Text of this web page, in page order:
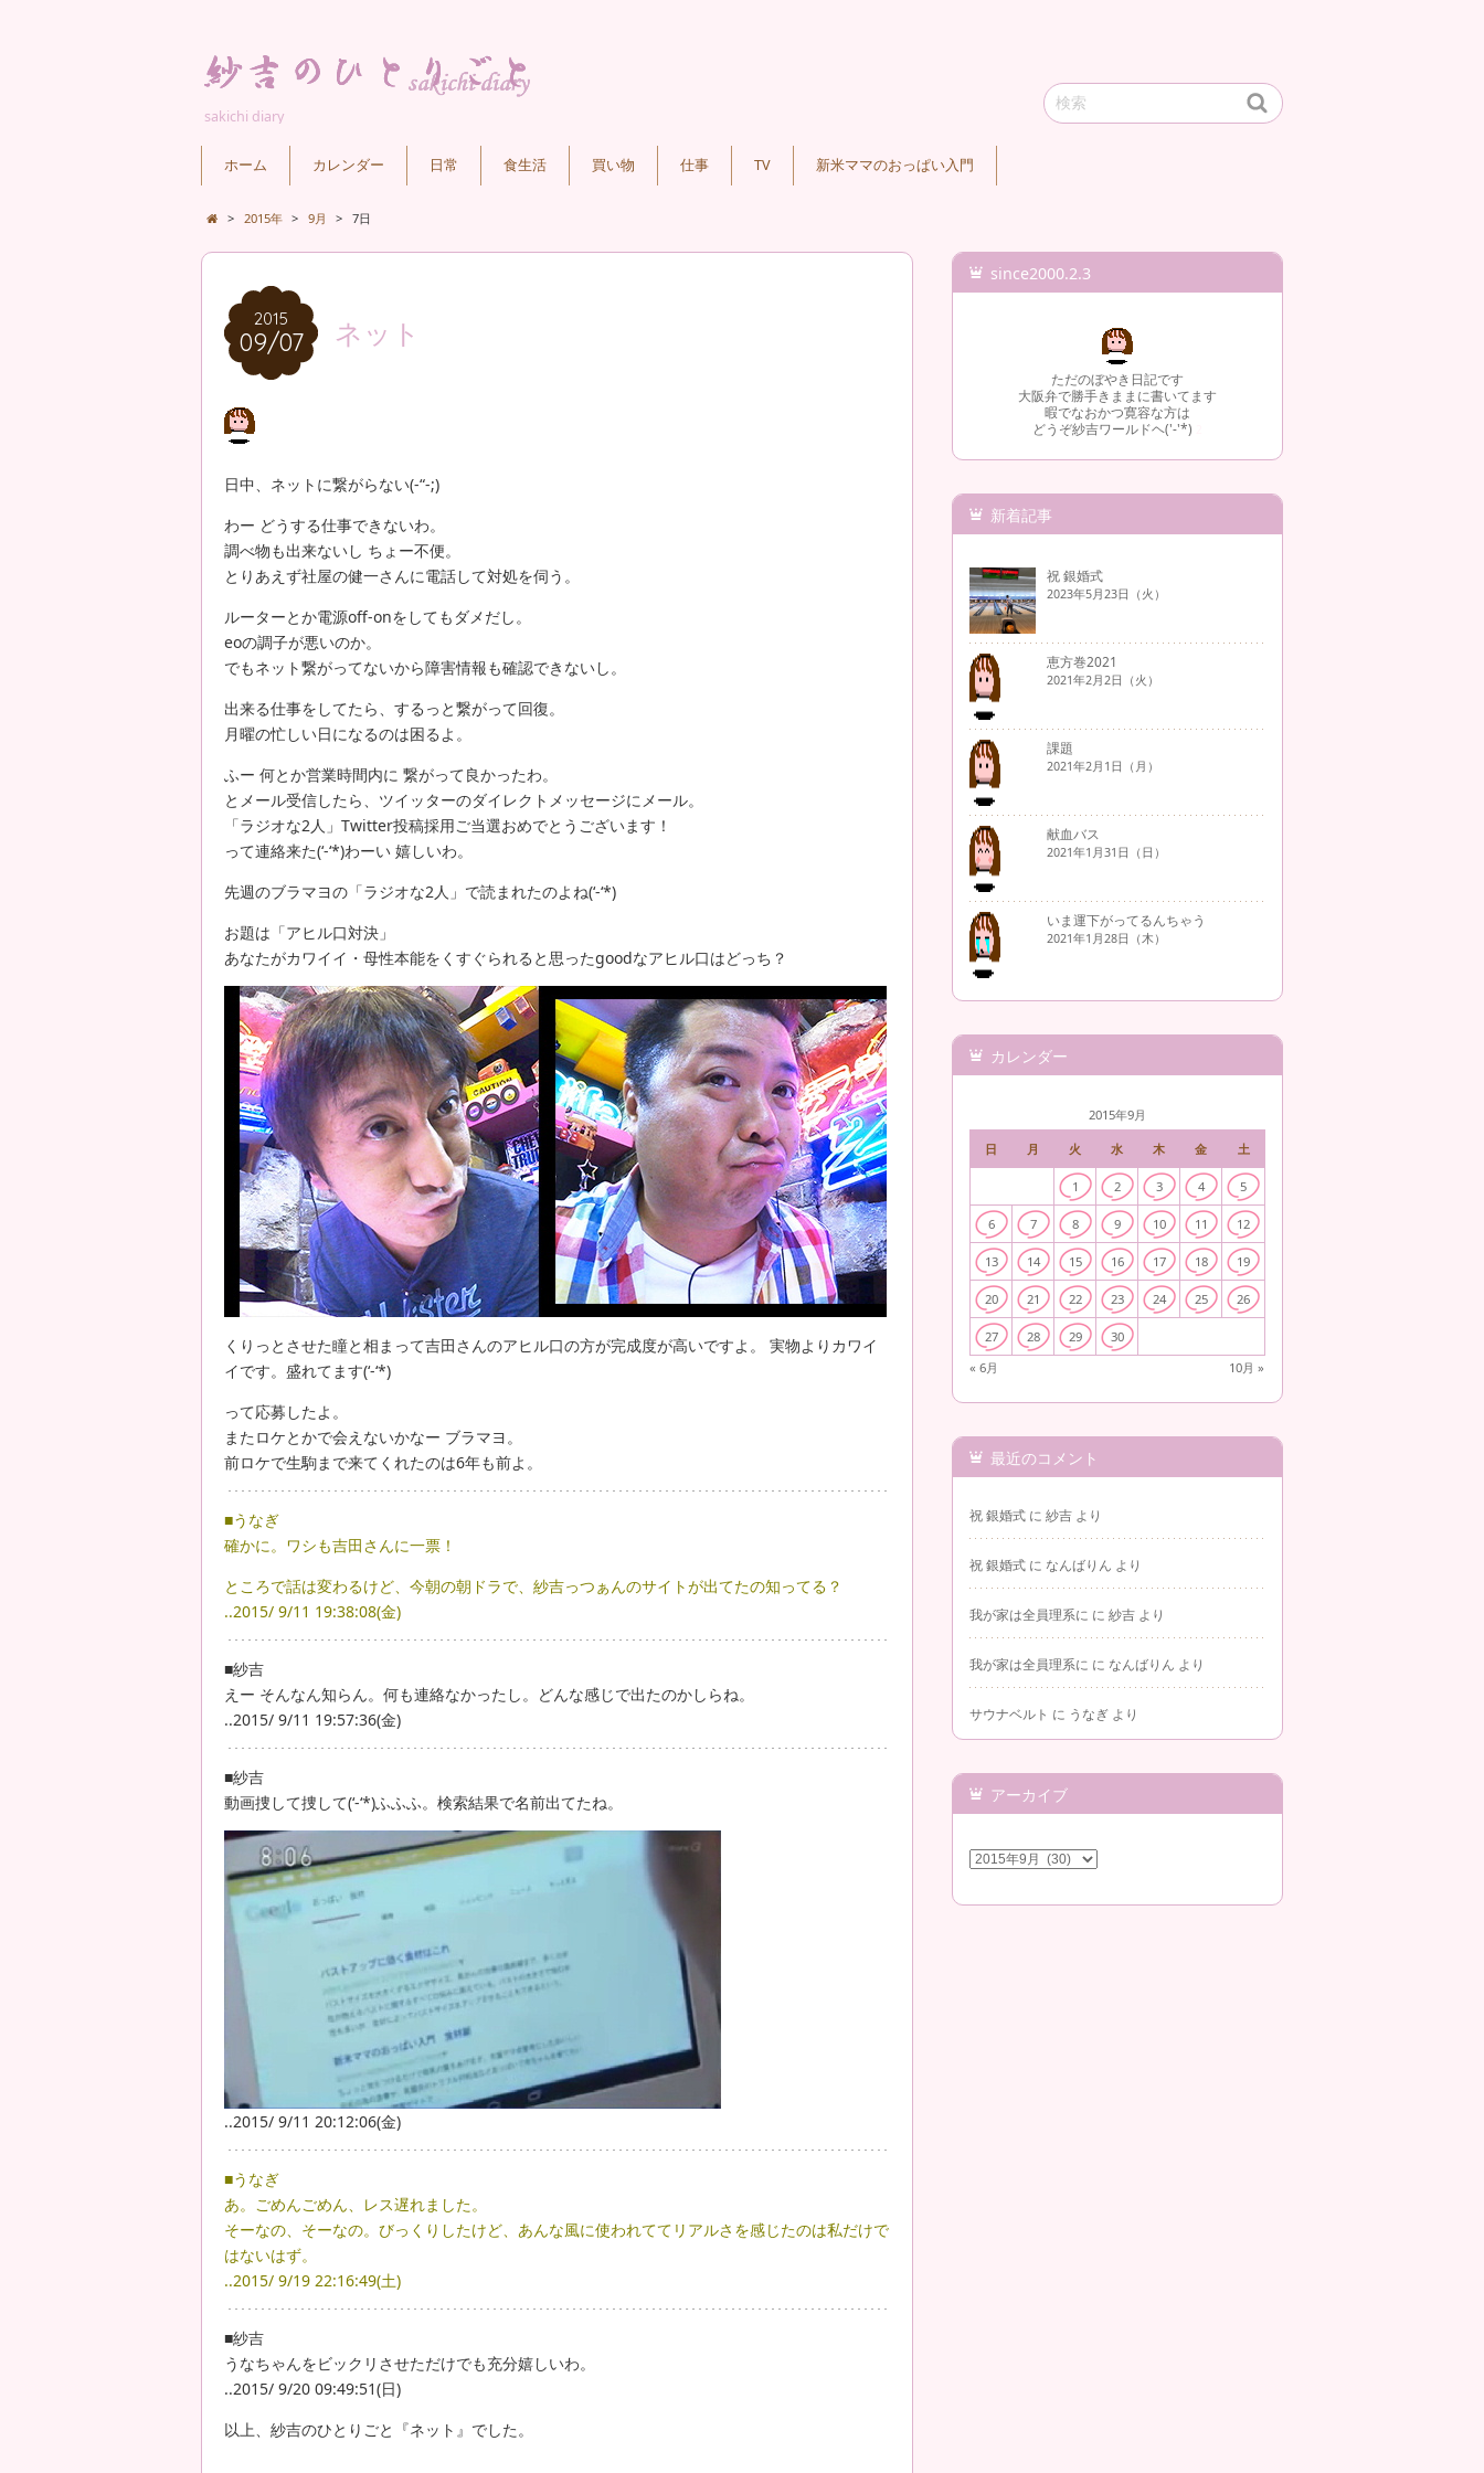
sakichi diary
ホーム カレンダー 日常 食生活 買い物 仕事 TV 新米ママのおっぱい入門
> 2015年 > 9月 > 7日
2015
09/07
2015
09/07 ネット
日中、ネットに繋がらない(-“-;)
わー どうする仕事できないわ。
調べ物も出来ないし ちょー不便。
とりあえず社屋の健一さんに電話して対処を伺う。
ルーターとか電源off-onをしてもダメだし。
eoの調子が悪いのか。
でもネット繋がってないから障害情報も確認できないし。
出来る仕事をしてたら、するっと繋がって回復。
月曜の忙しい日になるのは困るよ。
ふー 何とか営業時間内に 繋がって良かったわ。
とメール受信したら、ツイッターのダイレクトメッセージにメール。
「ラジオな2人」Twitter投稿採用ご当選おめでとうございます！
って連絡来た(‘-‘*)わーい 嬉しいわ。
先週のブラマヨの「ラジオな2人」で読まれたのよね(‘-‘*)
お題は「アヒル口対決」
あなたがカワイイ・母性本能をくすぐられると思ったgoodなアヒル口はどっち？
くりっとさせた瞳と相まって吉田さんのアヒル口の方が完成度が高いですよ。 実物よりカワイ
イです。盛れてます(‘-‘*)
って応募したよ。
またロケとかで会えないかなー ブラマヨ。
前ロケで生駒まで来てくれたのは6年も前よ。
■うなぎ
確かに。ワシも吉田さんに一票！
ところで話は変わるけど、今朝の朝ドラで、紗吉っつぁんのサイトが出てたの知ってる？
..2015/ 9/11 19:38:08(金)
■紗吉
えー そんなん知らん。何も連絡なかったし。どんな感じで出たのかしらね。
..2015/ 9/11 19:57:36(金)
■紗吉
動画捜して捜して(‘-‘*)ふふふ。検索結果で名前出てたね。
..2015/ 9/11 20:12:06(金)
■うなぎ
あ。ごめんごめん、レス遅れました。
そーなの、そーなの。びっくりしたけど、あんな風に使われててリアルさを感じたのは私だけで
はないはず。
..2015/ 9/19 22:16:49(土)
■紗吉
うなちゃんをビックリさせただけでも充分嬉しいわ。
..2015/ 9/20 09:49:51(日)
以上、紗吉のひとりごと『ネット』でした。
since2000.2.3
ただのぼやき日記です
大阪弁で勝手きままに書いてます
暇でなおかつ寛容な方は
どうぞ紗吉ワールドヘ('-'*)
新着記事
祝 銀婚式
2023年5月23日（火）
恵方巻2021
2021年2月2日（火）
課題
2021年2月1日（月）
献血バス
2021年1月31日（日）
いま運下がってるんちゃう
2021年1月28日（木）
カレンダー
2015年9月
日 月 火 水 木 金 土
« 6月 10月 »
1 2 3 4 5
6 7 8 9 10 11 12
13 14 15 16 17 18 19
20 21 22 23 24 25 26
27 28 29 30
最近のコメント
祝 銀婚式 に 紗吉 より
祝 銀婚式 に なんばりん より
我が家は全員理系に に 紗吉 より
我が家は全員理系に に なんばりん より
サウナベルト に うなぎ より
アーカイブ
ア
ー
イ